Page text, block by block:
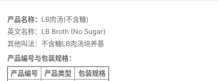
产品名称： LB肉汤(不含糖)
英文名称：LB Broth (No Sugar)
其他叫法：不含糖LB肉汤培养基
产品编号与包装规格：
产品编号
产品类型
包装规格